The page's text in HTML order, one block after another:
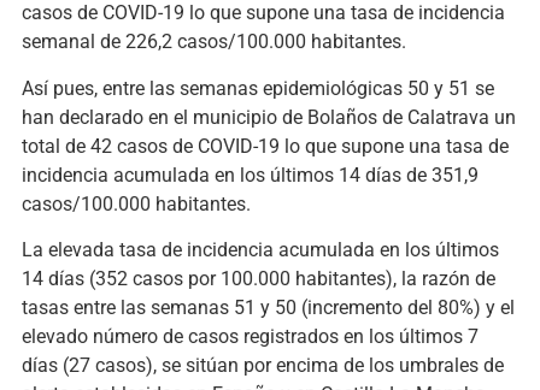
casos de COVID-19 lo que supone una tasa de incidencia
semanal de 226,2 casos/100.000 habitantes.
Así pues, entre las semanas epidemiológicas 50 y 51 se
han declarado en el municipio de Bolaños de Calatrava un
total de 42 casos de COVID-19 lo que supone una tasa de
incidencia acumulada en los últimos 14 días de 351,9
casos/100.000 habitantes.
La elevada tasa de incidencia acumulada en los últimos
14 días (352 casos por 100.000 habitantes), la razón de
tasas entre las semanas 51 y 50 (incremento del 80%) y el
elevado número de casos registrados en los últimos 7
días (27 casos), se sitúan por encima de los umbrales de